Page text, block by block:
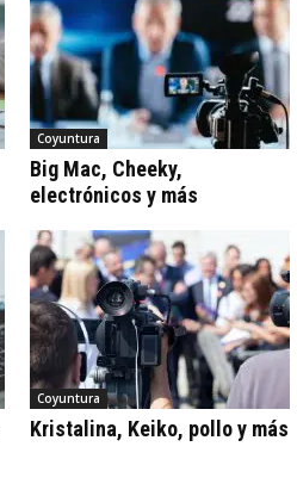
Coyuntura
Big Mac, Cheeky,
electrónicos y más
Coyuntura
Kristalina, Keiko, pollo y más